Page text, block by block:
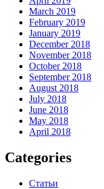
March 2019
February 2019
January 2019
December 2018
November 2018
October 2018
September 2018
August 2018
July 2018
June 2018
May 2018
April 2018
Categories
Статьи